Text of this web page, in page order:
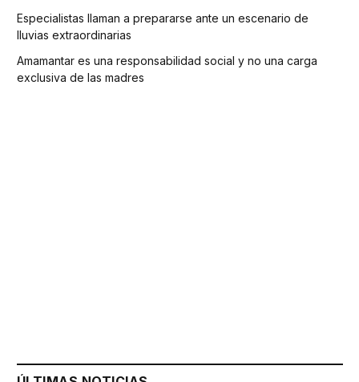
Especialistas llaman a prepararse ante un escenario de
lluvias extraordinarias
Amamantar es una responsabilidad social y no una carga
exclusiva de las madres